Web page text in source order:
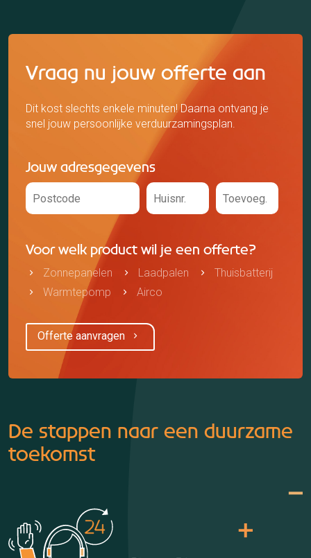
Vraag nu jouw offerte aan
Dit kost slechts enkele minuten! Daarna ontvang je
snel jouw persoonlijke verduurzamingsplan.
Jouw adresgegevens
Voor welk product wil je een offerte?
Zonnepanelen Laadpalen
Thuisbatterij
Warmtepomp
Airco
Offerte aanvragen
De stappen naar een duurzame
toekomst